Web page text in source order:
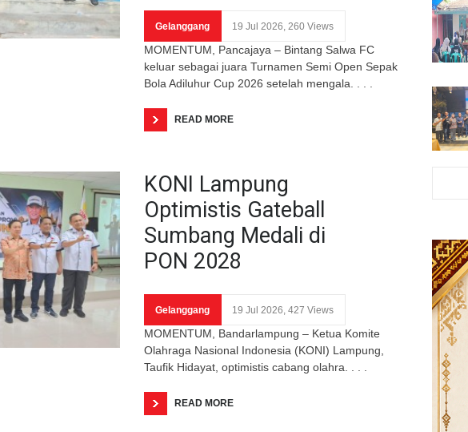
Gelanggang 19 Jul 2026, 260 Views
MOMENTUM, Pancajaya – Bintang Salwa FC
keluar sebagai juara Turnamen Semi Open Sepak
Bola Adiluhur Cup 2026 setelah mengala. . . .
READ MORE
KONI Lampung
Optimistis Gateball
Sumbang Medali di
PON 2028
Gelanggang 19 Jul 2026, 427 Views
MOMENTUM, Bandarlampung – Ketua Komite
Olahraga Nasional Indonesia (KONI) Lampung,
Taufik Hidayat, optimistis cabang olahra. . . .
READ MORE